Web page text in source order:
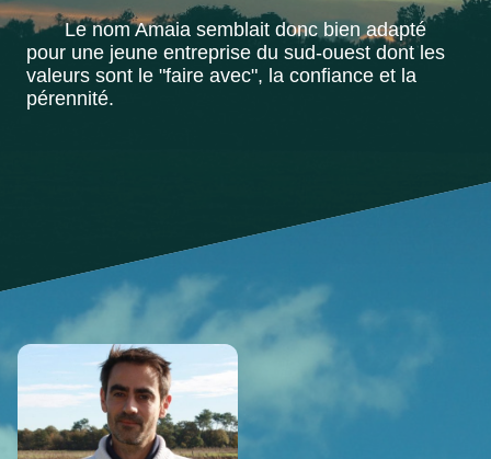
Le nom Amaia semblait donc bien adapté
pour une jeune entreprise du sud-ouest dont les
valeurs sont le "faire avec", la confiance et la
pérennité.